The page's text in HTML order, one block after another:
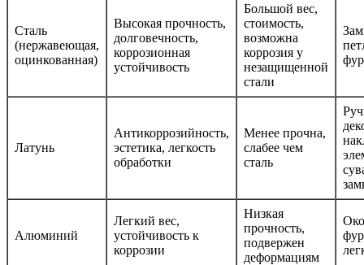
Сталь
(нержавеющая,
оцинкованная)
Высокая прочность,
долговечность,
коррозионная
устойчивость
Большой вес,
стоимость,
возможна
коррозия у
незащищенной
стали
Латунь
Антикоррозийность,
эстетика, легкость
обработки
Менее прочна,
слабее чем
сталь
Алюминий
Легкий вес,
устойчивость к
коррозии
Низкая
прочность,
подвержен
деформациям